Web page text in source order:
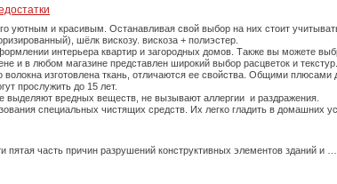
уютным и красивым. Останавливая свой выбор на них стоит
шёлк вискозу. вискоза + полиэстер.
интерьера квартир и загородных домов. Также вы можете
и в любом магазине представлен широкий выбор расцветок и текстур.
изготовлена ткань, отличаются ее свойства. Общими плюсами
прослужить до 15 лет.
выделяют вредных веществ, не вызывают аллергии и раздражения.
специальных чистящих средств. Их легко гладить в домашних
пятая часть причин разрушений конструктивных элементов зданий и …